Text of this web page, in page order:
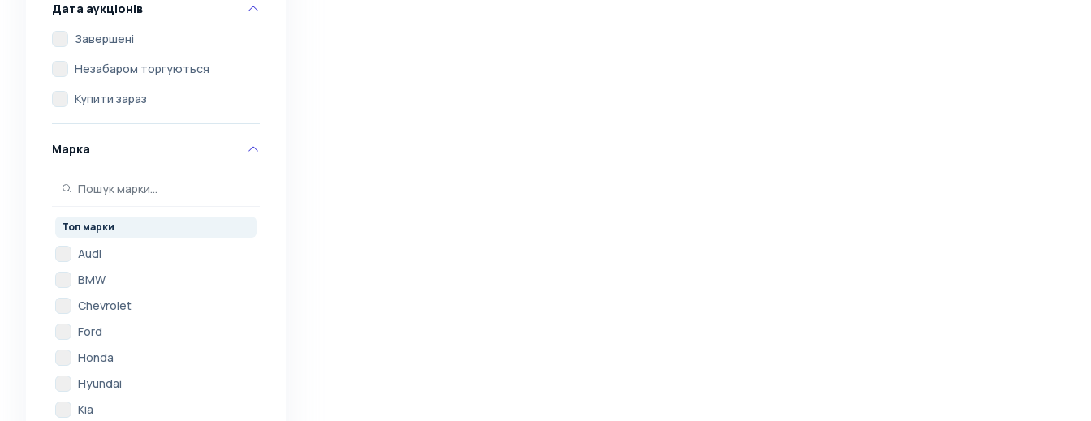
Дата аукціонів
Завершені
Незабаром торгуються
Купити зараз
Марка
Топ марки
Audi
BMW
Chevrolet
Ford
Honda
Hyundai
Kia